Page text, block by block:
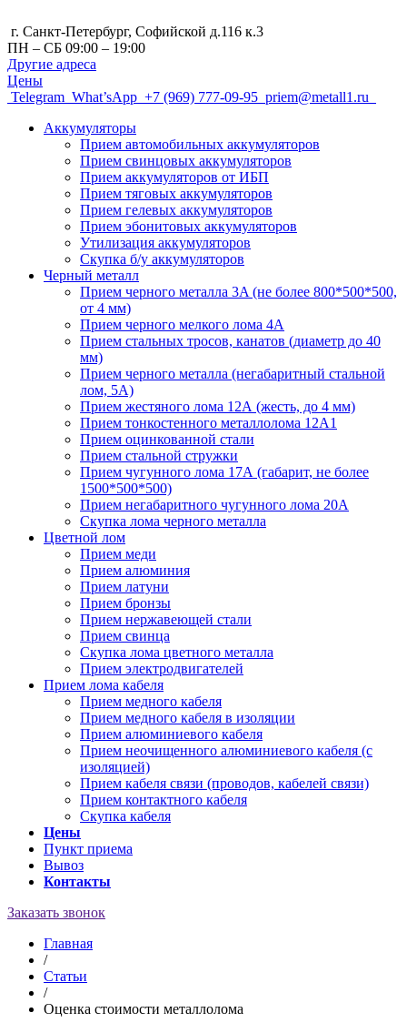
г. Санкт-Петербург, Cофийской д.116 к.3
ПН – СБ 09:00 – 19:00
Другие адреса
Цены
Telegram What’sApp +7 (969) 777-09-95 priem@metall1.ru
Аккумуляторы
Прием автомобильных аккумуляторов
Прием свинцовых аккумуляторов
Прием аккумуляторов от ИБП
Прием тяговых аккумуляторов
Прием гелевых аккумуляторов
Прием эбонитовых аккумуляторов
Утилизация аккумуляторов
Скупка б/у аккумуляторов
Черный металл
Прием черного металла 3A (не более 800*500*500,
от 4 мм)
Прием черного мелкого лома 4А
Прием стальных тросов, канатов (диаметр до 40
мм)
Прием черного металла (негабаритный стальной
лом, 5A)
Прием жестяного лома 12А (жесть, до 4 мм)
Прием тонкостенного металлолома 12А1
Прием оцинкованной стали
Прием стальной стружки
Прием чугунного лома 17А (габарит, не более
1500*500*500)
Прием негабаритного чугунного лома 20А
Скупка лома черного металла
Цветной лом
Прием меди
Прием алюминия
Прием латуни
Прием бронзы
Прием нержавеющей стали
Прием свинца
Скупка лома цветного металла
Прием электродвигателей
Прием лома кабеля
Прием медного кабеля
Прием медного кабеля в изоляции
Прием алюминиевого кабеля
Прием неочищенного алюминиевого кабеля (с
изоляцией)
Прием кабеля связи (проводов, кабелей связи)
Прием контактного кабеля
Скупка кабеля
Цены
Пункт приема
Вывоз
Контакты
Заказать звонок
Главная
/
Статьи
/
Оценка стоимости металлолома